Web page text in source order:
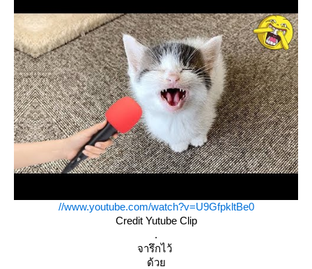
//www.youtube.com/watch?v=U9GfpkltBe0
Credit Yutube Clip
.
จารึกไว้
ด้ว